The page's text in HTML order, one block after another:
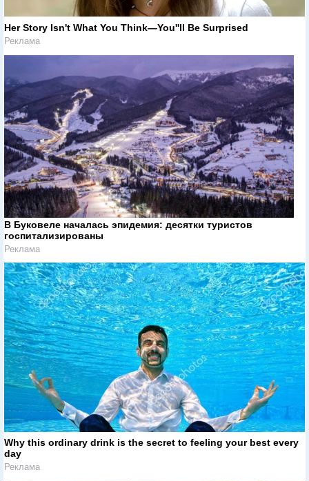
Her Story Isn't What You Think—You''ll Be Surprised
Реклама
В Буковеле началась эпидемия: десятки туристов
госпитализированы
Реклама
Why this ordinary drink is the secret to feeling your best every
day
Реклама